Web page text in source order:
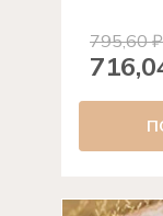
795,60 ₽